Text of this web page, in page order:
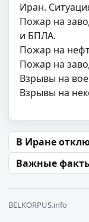
Иран.
Пожар на
и БПЛА.
Пожар на
Пожар на
Взрывы на
Взрывы на
Навігацыя
В Иране
Важные
BELKORPUS.info